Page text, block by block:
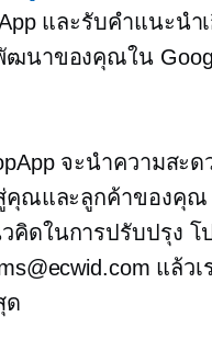
และรับคำแนะนำ
นาของคุณใน
จะนำความสะ
คุณและลูกค้าของคุ
คิดในการปรับปรุง โ
แล้ว
ด